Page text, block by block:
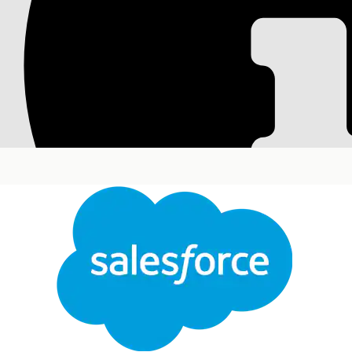
Preparazione
Dopo aver installato il pacchetto gestito
personalizzati, aggiungendo utenti e
personali e tipi di record per le organizzazioni e i
supportare l'accesso alle funzioni di Customer
Versioni (Edition) richieste
Disponibile nelle versioni: Lightning Experience
Disponibile in:
Enterprise Unlimited
pacchetto gestito Life Sciences Customer
Creazione di profili personalizzati per gli utenti
Prima di creare record utente Customer
Amministratore di sistema o Utente standard.
Aggiunta di utenti Life Sciences
È possibile aggiungere utenti interni di Scienze